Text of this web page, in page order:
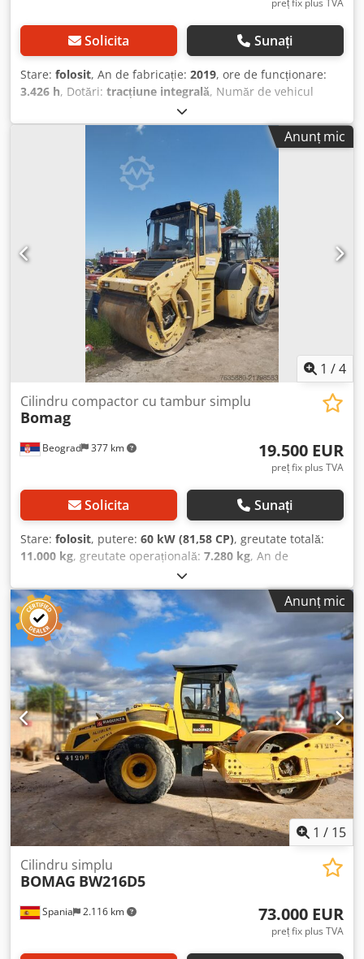
preț fix plus TVA
Solicita Sunați
Stare: folosit, An de fabricație: 2019, ore de funcționare:
3.426 h, Dotări: tracțiune integrală, Număr de vehicul
12109. Ne rezervăm dreptul la erori și vânzare
intermediară. Dcedpfxoy T Uh Ns Akbek
Anunț mic
1 /4
Beograd 377 km
Cilindru compactor cu tambur simplu
Bomag
19.500 EUR
preț fix plus TVA
Solicita Sunați
Stare: folosit, putere: 60 kW (81,58 CP), greutate totală:
11.000 kg, greutate operațională: 7.280 kg, An de
, STARe EXCELENTĂ Dcedjy Hiz Depfx Akbok
Anunț mic
1 / 15
Spania 2.116 km
Cilindru simplu
BOMAG BW216D5
73.000 EUR
preț fix plus TVA